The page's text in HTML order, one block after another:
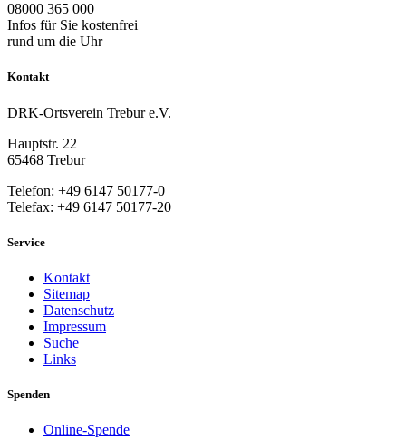
08000 365 000
Infos für Sie kostenfrei
rund um die Uhr
Kontakt
DRK-Ortsverein Trebur e.V.
Hauptstr. 22
65468 Trebur
Telefon: +49 6147 50177-0
Telefax: +49 6147 50177-20
Service
Kontakt
Sitemap
Datenschutz
Impressum
Suche
Links
Spenden
Online-Spende